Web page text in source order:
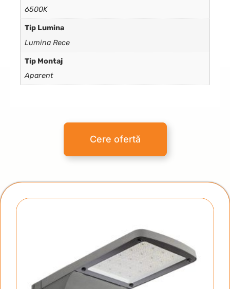
6500K
Tip Lumina
Lumina Rece
Tip Montaj
Aparent
Cere ofertă